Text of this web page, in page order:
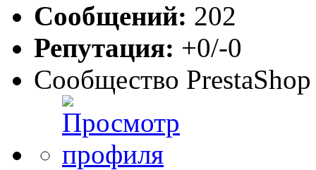
Сообщений: 202
Репутация: +0/-0
Сообщество PrestaShop